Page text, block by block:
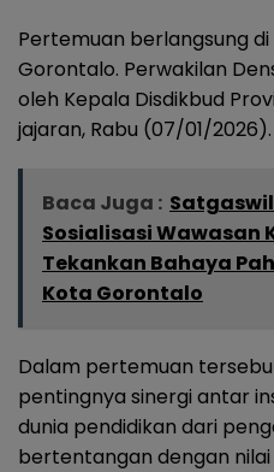
Pertemuan berlangsung
Gorontalo. Perwakilan
oleh Kepala Disdikbud
jajaran, Rabu (07/01/2026).
Baca Juga :
Sosialisasi Wawasan
Tekankan Bahaya
Kota Gorontalo
Dalam pertemuan
pentingnya sinergi antar
dunia pendidikan dari
bertentangan dengan